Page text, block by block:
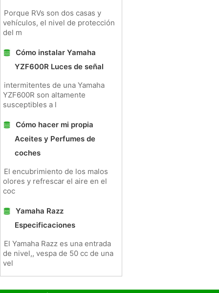
Porque RVs son dos casas y
vehículos, el nivel de protección
del m
Cómo instalar Yamaha
YZF600R Luces de señal
intermitentes de una Yamaha
YZF600R son altamente
susceptibles a l
Cómo hacer mi propia
Aceites y Perfumes de
coches
El encubrimiento de los malos
olores y refrescar el aire en el
coc
Yamaha Razz
Especificaciones
El Yamaha Razz es una entrada
de nivel,, vespa de 50 cc de una
vel